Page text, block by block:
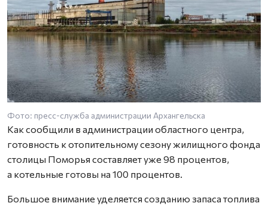
Фото: пресс-служба администрации Архангельска
Как сообщили в администрации областного центра,
готовность к отопительному сезону жилищного фонда
столицы Поморья составляет уже 98 процентов,
а котельные готовы на 100 процентов.
Большое внимание уделяется созданию запаса топлива